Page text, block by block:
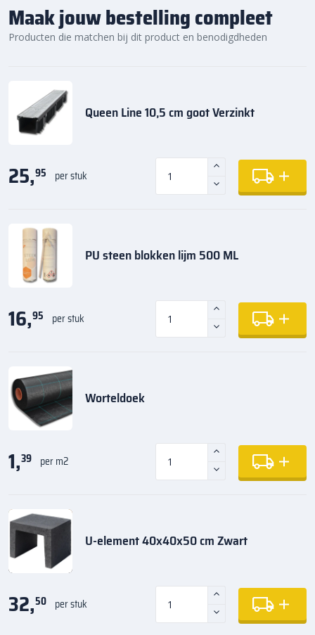
Maak jouw bestelling compleet
Producten die matchen bij dit product en benodigdheden
Queen Line 10,5 cm goot Verzinkt
25,95 per stuk
PU steen blokken lijm 500 ML
16,95 per stuk
Worteldoek
1,39 per m2
U-element 40x40x50 cm Zwart
32,50 per stuk